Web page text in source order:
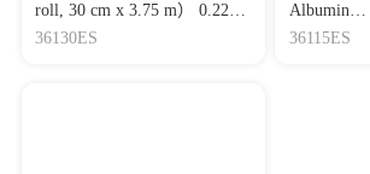
roll, 30 cm x 3.75 m） 0.22
μm NC 膜（1 卷, 30 cm x
36130ES
Albumin
36115ES